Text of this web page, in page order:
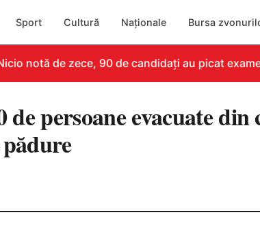
Sport Cultură Naționale Bursa
notă de zece, 90 de candidați au picat
de persoane evacuate din